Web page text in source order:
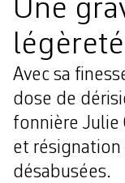
Une
légèreté
Avec sa
dose de
fonnière Julie
et
désabusées.